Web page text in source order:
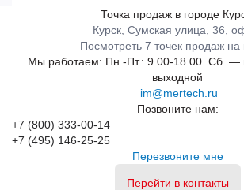
Точка продаж в городе
Курск, Сумская улица, 36,
Посмотреть 7 точек продаж на
Мы работаем: Пн.-Пт.: 9.00-18.00. Сб. —
выходной
im@mertech.ru
Позвоните нам:
+7 (800) 333-00-14
+7 (495) 146-25-25
Перезвоните мне
Перейти в контакты